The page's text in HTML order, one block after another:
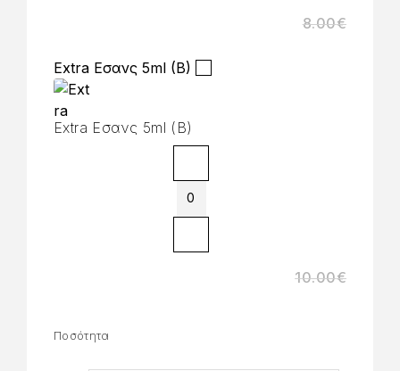
8.00€
Extra Εσανς 5ml (B)
Extra Εσανς 5ml (B)
10.00€
Ποσότητα